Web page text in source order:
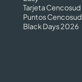
Tarjeta Cencosud
Puntos Cencosud
Black Days 2026